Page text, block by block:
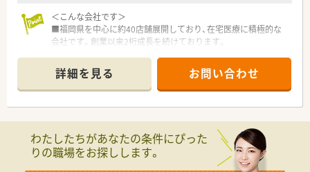
＜こんな会社です＞
■福岡県を中心に約40店舗展開しており、在宅医療に積極的な
会社です。創業以来2桁成長を続けております。
個人宅まで多岐に渡りますので薬剤師としてスキルを磨ける環
境です。
医師・看護師・ケアマネージャーとの関わりもあり、患者様を包括
した取り組みが可能！
■95%以上が在宅未経験者からスタートなので興味とやる気で
あればしっかりフォローしていきます。
詳細を見る お問い合わせ
わたしたちがあなたの条件にぴった
りの職場をお探しします。